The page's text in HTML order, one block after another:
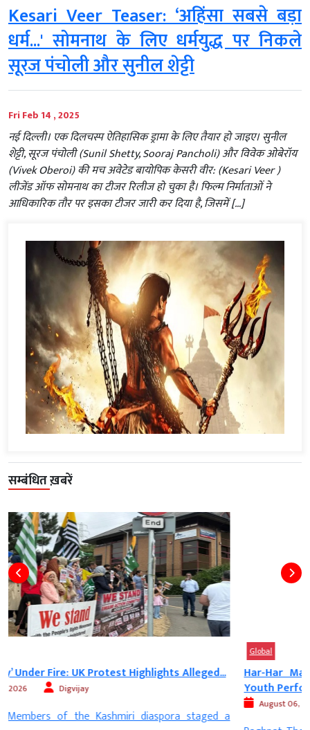
Kesari Veer Teaser: ‘अहिंसा सबसे बड़ा
धर्म...' सोमनाथ के लिए धर्मयुद्ध पर निकले
सूरज पंचोली और सुनील शेट्टी
Fri Feb 14 , 2025
नई दिल्ली। एक दिलचस्प ऐतिहासिक ड्रामा के लिए तैयार हो जाइए। सुनील
शेट्टी, सूरज पंचोली (Sunil Shetty, Sooraj Pancholi) और विवेक ओबेरॉय
(Vivek Oberoi) की मच अवेटेड बायोपिक केसरी वीर: (Kesari Veer )
लीजेंड ऑफ सोमनाथ का टीजर रिलीज हो चुका है। फिल्म निर्माताओं ने
आधिकारिक तौर पर इसका टीजर जारी कर दिया है, जिसमें […]
सम्बंधित ख़बरें
Har-Har Mahadev Meets Hardcore Fitness! Haryana
Youth Performs...